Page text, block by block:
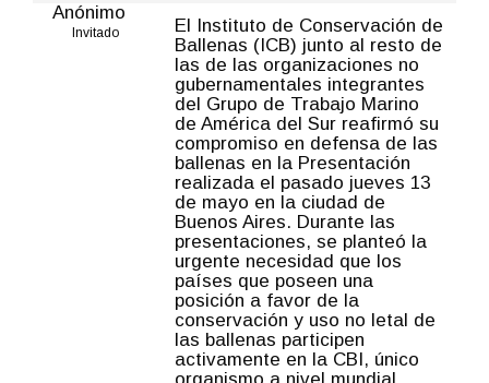
Anónimo
Invitado
El Instituto de Conservación de
Ballenas (ICB) junto al resto de
las de las organizaciones no
gubernamentales integrantes
del Grupo de Trabajo Marino
de América del Sur reafirmó su
compromiso en defensa de las
ballenas en la Presentación
realizada el pasado jueves 13
de mayo en la ciudad de
Buenos Aires. Durante las
presentaciones, se planteó la
urgente necesidad que los
países que poseen una
posición a favor de la
conservación y uso no letal de
las ballenas participen
activamente en la CBI, único
organismo a nivel mundial